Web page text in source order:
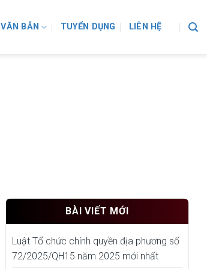
VĂN BẢN TUYỂN DỤNG LIÊN HỆ
BÀI VIẾT MỚI
Luật Tổ chức chính quyền địa phương số
72/2025/QH15 năm 2025 mới nhất